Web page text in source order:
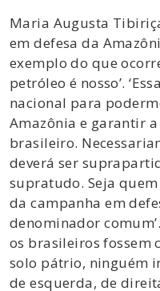
Maria Augusta
em defesa da
exemplo do que
petróleo é nosso’.
nacional para
Amazônia e garantir
brasileiro.
deverá ser
supratudo. Seja
da campanha em
denominador
os brasileiros fossem
solo pátrio, ninguém
de esquerda, de